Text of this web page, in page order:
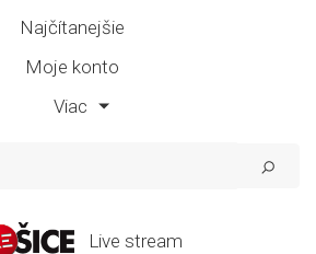
Najčítanejšie
Moje konto
Viac
Live stream